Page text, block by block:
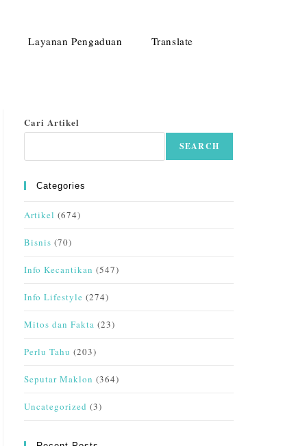
Layanan Pengaduan Translate
Cari Artikel
SEARCH
Categories
Artikel (674)
Bisnis (70)
Info Kecantikan (547)
Info Lifestyle (274)
Mitos dan Fakta (23)
Perlu Tahu (203)
Seputar Maklon (364)
Uncategorized (3)